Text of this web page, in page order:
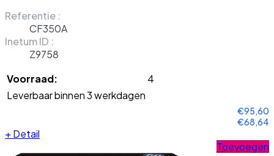
Referentie :
CF350A
Inetum ID :
Z9758
Voorraad:
4
Leverbaar binnen 3 werkdagen
€95,60
€68,64
+ Detail
Toevoegen